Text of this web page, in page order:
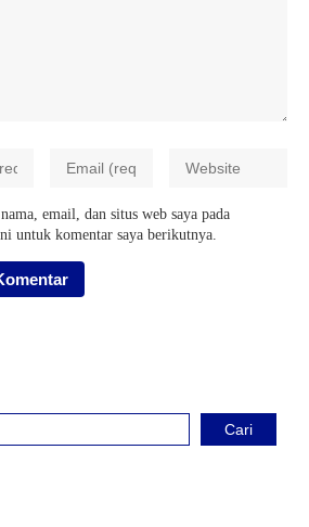
email, dan situs web saya pada
untuk komentar saya berikutnya.
Cari